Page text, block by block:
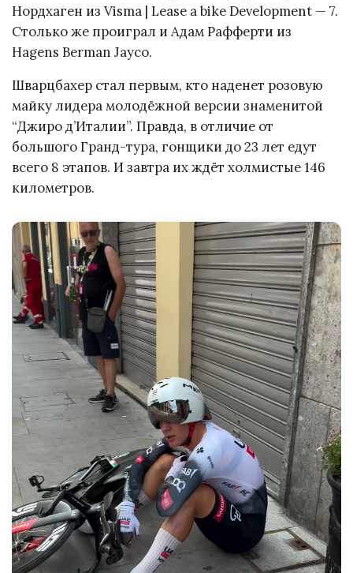
Нордхаген из Visma | Lease a bike Development — 7.
Столько же проиграл и Адам Рафферти из
Hagens Berman Jayco.
Шварцбахер стал первым, кто наденет розовую
майку лидера молодёжной версии знаменитой
“Джиро д’Италии”. Правда, в отличие от
большого Гранд-тура, гонщики до 23 лет едут
всего 8 этапов. И завтра их ждёт холмистые 146
километров.